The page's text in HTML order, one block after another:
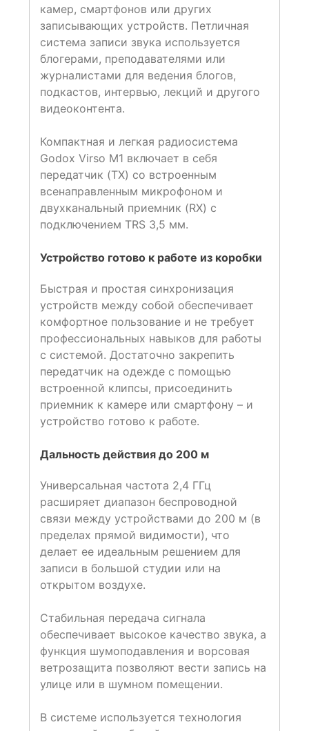
камер, смартфонов или других
записывающих устройств. Петличная
система записи звука используется
блогерами, преподавателями или
журналистами для ведения блогов,
подкастов, интервью, лекций и другого
видеоконтента.
Компактная и легкая радиосистема
Godox Virso M1 включает в себя
передатчик (TX) со встроенным
всенаправленным микрофоном и
двухканальный приемник (RX) с
подключением TRS 3,5 мм.
Устройство готово к работе из коробки
Быстрая и простая синхронизация
устройств между собой обеспечивает
комфортное пользование и не требует
профессиональных навыков для работы
с системой. Достаточно закрепить
передатчик на одежде с помощью
встроенной клипсы, присоединить
приемник к камере или смартфону – и
устройство готово к работе.
Дальность действия до 200 м
Универсальная частота 2,4 ГГц
расширяет диапазон беспроводной
связи между устройствами до 200 м (в
пределах прямой видимости), что
делает ее идеальным решением для
записи в большой студии или на
открытом воздухе.
Стабильная передача сигнала
обеспечивает высокое качество звука, а
функция шумоподавления и ворсовая
ветрозащита позволяют вести запись на
улице или в шумном помещении.
В системе используется технология